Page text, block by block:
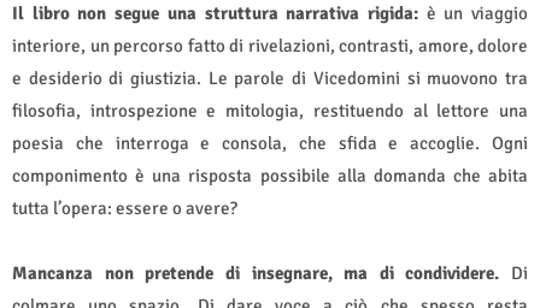
Il libro non segue una struttura narrativa rigida:è un viaggio
interiore, un percorso fatto di rivelazioni, contrasti, amore, dolore
e desiderio di giustizia. Le parole di Vicedomini si muovono tra
filosofia, introspezione e mitologia, restituendo al lettore una
poesia che interroga e consola, che sfida e accoglie. Ogni
componimento è una risposta possibile alla domanda che abita
tutta l’opera: essere o avere?
Mancanza non pretende di insegnare, ma di condividere. Di